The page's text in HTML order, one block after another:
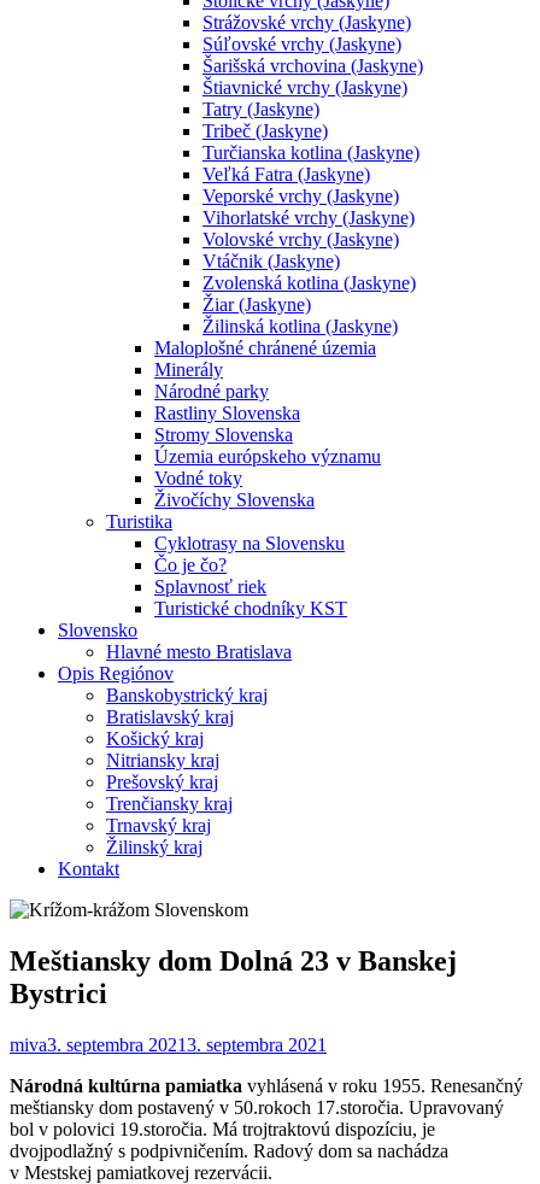
Strážovské vrchy (Jaskyne)
Súľovské vrchy (Jaskyne)
Šarišská vrchovina (Jaskyne)
Štiavnické vrchy (Jaskyne)
Tatry (Jaskyne)
Tribeč (Jaskyne)
Turčianska kotlina (Jaskyne)
Veľká Fatra (Jaskyne)
Veporské vrchy (Jaskyne)
Vihorlatské vrchy (Jaskyne)
Volovské vrchy (Jaskyne)
Vtáčnik (Jaskyne)
Zvolenská kotlina (Jaskyne)
Žiar (Jaskyne)
Žilinská kotlina (Jaskyne)
Maloplošné chránené územia
Minerály
Národné parky
Rastliny Slovenska
Stromy Slovenska
Územia európskeho významu
Vodné toky
Živočíchy Slovenska
Turistika
Cyklotrasy na Slovensku
Čo je čo?
Splavnosť riek
Turistické chodníky KST
Slovensko
Hlavné mesto Bratislava
Opis Regiónov
Banskobystrický kraj
Bratislavský kraj
Košický kraj
Nitriansky kraj
Prešovský kraj
Trenčiansky kraj
Trnavský kraj
Žilinský kraj
Kontakt
Meštiansky dom Dolná 23 v Banskej
Bystrici
miva3. septembra 20213. septembra 2021
Národná kultúrna pamiatka vyhlásená v roku 1955. Renesančný
meštiansky dom postavený v 50.rokoch 17.storočia. Upravovaný
bol v polovici 19.storočia. Má trojtraktovú dispozíciu, je
dvojpodlažný s podpivničením. Radový dom sa nachádza
v Mestskej pamiatkovej rezervácii.